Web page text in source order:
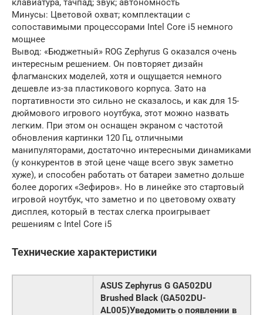
Минусы: Цветовой охват; комплектации с
сопоставимыми процессорами Intel Core i5 немного
мощнее
Вывод: «Бюджетный» ROG Zephyrus G оказался очень
интересным решением. Он повторяет дизайн
флагманских моделей, хотя и ощущается немного
дешевле из-за пластикового корпуса. Зато на
портативности это сильно не сказалось, и как для 15-
дюймового игрового ноутбука, этот можно назвать
легким. При этом он оснащен экраном с частотой
обновления картинки 120 Гц, отличными
манипуляторами, достаточно интересными динамиками
(у конкурентов в этой цене чаще всего звук заметно
хуже), и способен работать от батареи заметно дольше
более дорогих «Зефиров». Но в линейке это стартовый
игровой ноутбук, что заметно и по цветовому охвату
дисплея, который в тестах слегка проигрывает
решениям с Intel Core i5
Технические характеристики
ASUS Zephyrus G GA502DU
Brushed Black (GA502DU-
AL005)Уведомить о появлении в